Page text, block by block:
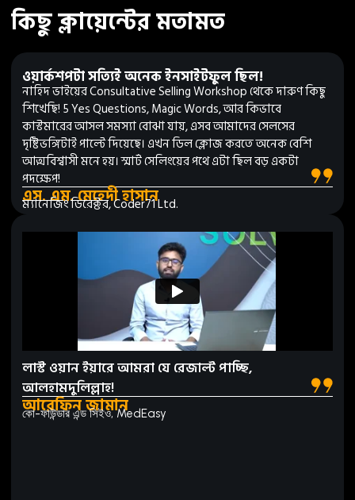
কিছু ক্লায়েন্টের মতামত
ওয়ার্কশপটা সত্যিই অনেক ইনসাইটফুল ছিল!
নাহিদ ভাইয়ের Consultative Selling Workshop থেকে দারুণ কিছু
শিখেছি! 5 Yes Questions, Magic Words, আর কিভাবে
কাস্টমারের আসল সমস্যা বোঝা যায়, এসব আমাদের সেলসের
দৃষ্টিভঙ্গিটাই পাল্টে দিয়েছে। এখন ডিল ক্লোজ করতে অনেক বেশি
আত্মবিশ্বাসী মনে হয়। স্মার্ট সেলিংয়ের পথে এটা ছিল বড় একটা
পদক্ষেপ!
এস. এম. মেহেদী হাসান
ম্যানেজিং ডিরেক্টর, Coder71 Ltd.
লাস্ট ওয়ান ইয়ারে আমরা যে রেজাল্ট পাচ্ছি,
আলহামদুলিল্লাহ!
আরেফিন জামান
কো-ফাউন্ডার এন্ড সিইও, MedEasy